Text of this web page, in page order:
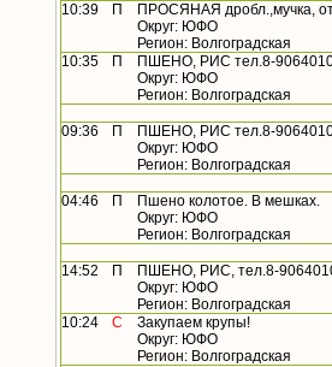
10:39 П
ПРОСЯНАЯ дробл.,мучка,
Округ: ЮФО
Регион: Волгоградская
10:35
П
ПШЕНО, РИС тел.8-
Округ: ЮФО
Регион: Волгоградская
09:36 П
ПШЕНО, РИС тел.8-
Округ: ЮФО
Регион: Волгоградская
04:46 П
Пшено колотое. В мешках.
Округ: ЮФО
Регион: Волгоградская
14:52 П
ПШЕНО, РИС, тел.8-
Округ: ЮФО
Регион: Волгоградская
10:24
С
Закупаем крупы!
Округ: ЮФО
Регион: Волгоградская